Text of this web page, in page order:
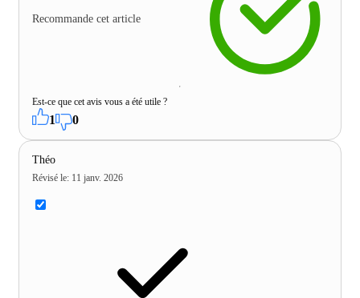
Recommande cet article
Est-ce que cet avis vous a été utile ?
1 0
Théo
Révisé le: 11 janv. 2026